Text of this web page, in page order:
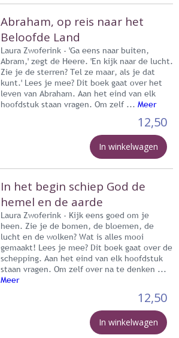
Abraham, op reis naar het
Beloofde Land
Laura Zwoferink - 'Ga eens naar buiten,
Abram,' zegt de Heere. 'En kijk naar de lucht.
Zie je de sterren? Tel ze maar, als je dat
kunt.' Lees je mee? Dit boek gaat over het
leven van Abraham. Aan het eind van elk
hoofdstuk staan vragen. Om zelf ... Meer
12,50
In winkelwagen
In het begin schiep God de
hemel en de aarde
Laura Zwoferink - Kijk eens goed om je
heen. Zie je de bomen, de bloemen, de
lucht en de wolken? Wat is alles mooi
gemaakt! Lees je mee? Dit boek gaat over de
schepping. Aan het eind van elk hoofdstuk
staan vragen. Om zelf over na te denken ...
Meer
12,50
In winkelwagen